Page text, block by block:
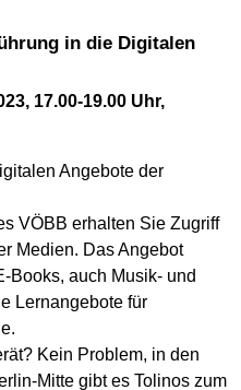
17.00-19.00 Uhr,
Angebote der
VÖBB erhalten Sie Zugriff
Medien. Das Angebot
Books, auch Musik- und
Lernangebote für
Kein Problem, in den
Mitte gibt es Tolinos zum